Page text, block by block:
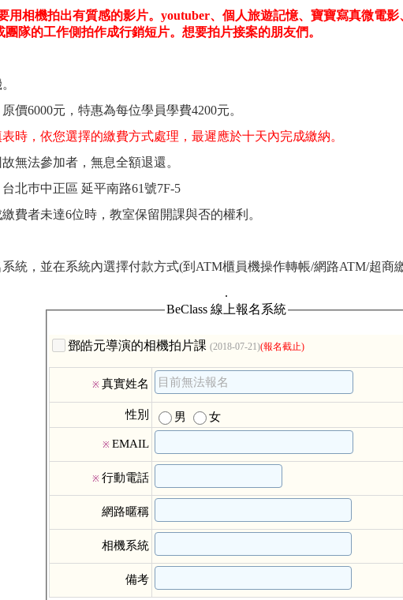
用相機拍出有質感的影片。youtuber、個人旅遊記憶、寶寶寫真微電
團隊的工作側拍作成行銷短片。想要拍片接案的朋友們。
價6000元，特惠為每位學員學費4200元。
時，依您選擇的繳費方式處理，最遲應於十天內完成繳納。
無法參加者，無息全額退還。
北巿中正區 延平南路61號7F-5
費者未達6位時，教室保留開課與否的權利。
統，並在系統內選擇付款方式(到ATM櫃員機操作轉帳/網路ATM/超商